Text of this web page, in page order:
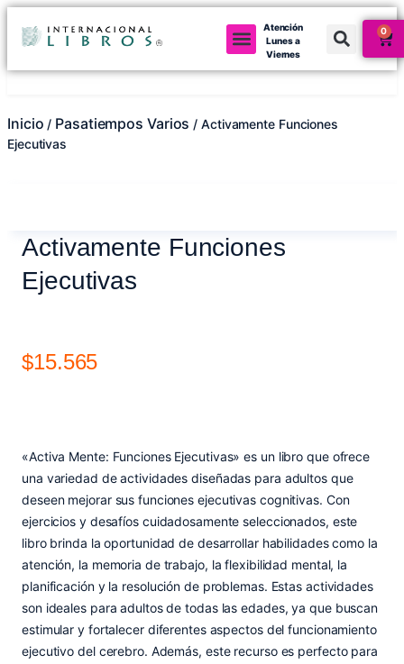
Atención
Lunes a
Viernes
0
Inicio / Pasatiempos Varios / Activamente Funciones
Ejecutivas
Activamente Funciones
Ejecutivas
$15.565
«Activa Mente: Funciones Ejecutivas» es un libro que ofrece
una variedad de actividades diseñadas para adultos que
deseen mejorar sus funciones ejecutivas cognitivas. Con
ejercicios y desafíos cuidadosamente seleccionados, este
libro brinda la oportunidad de desarrollar habilidades como la
atención, la memoria de trabajo, la flexibilidad mental, la
planificación y la resolución de problemas. Estas actividades
son ideales para adultos de todas las edades, ya que buscan
estimular y fortalecer diferentes aspectos del funcionamiento
ejecutivo del cerebro. Además, este recurso es perfecto para